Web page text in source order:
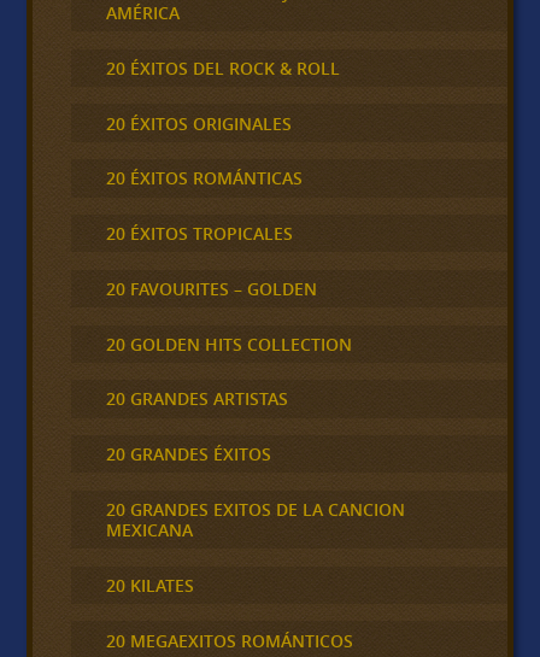
AMÉRICA
20 ÉXITOS DEL ROCK & ROLL
20 ÉXITOS ORIGINALES
20 ÉXITOS ROMÁNTICAS
20 ÉXITOS TROPICALES
20 FAVOURITES – GOLDEN
20 GOLDEN HITS COLLECTION
20 GRANDES ARTISTAS
20 GRANDES ÉXITOS
20 GRANDES EXITOS DE LA CANCION
MEXICANA
20 KILATES
20 MEGAEXITOS ROMÁNTICOS